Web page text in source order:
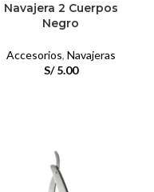
Navajera 2 Cuerpos
Negro
Accesorios, Navajeras
S/5.00